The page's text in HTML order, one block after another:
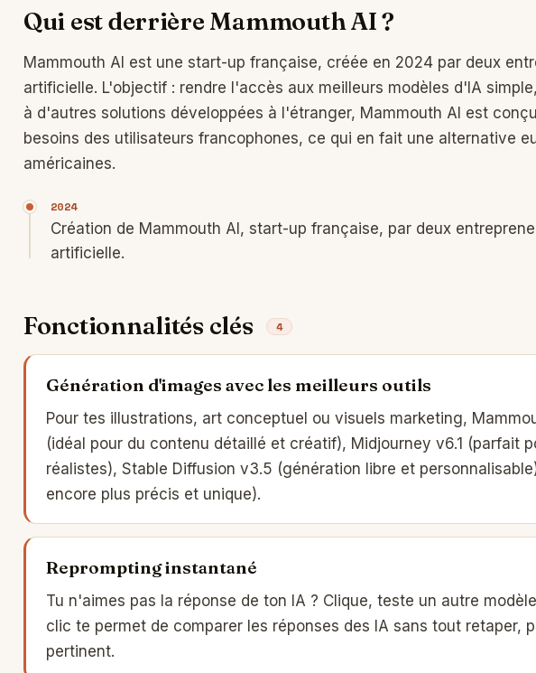
Qui est derrière Mammouth AI ?
Mammouth AI est une start-up française, créée en 2024 par deux
artificielle. L'objectif : rendre l'accès aux meilleurs modèles d'IA
à d'autres solutions développées à l'étranger, Mammouth AI est
besoins des utilisateurs francophones, ce qui en fait une alternative
américaines.
2024
Création de Mammouth AI, start-up française, par deux
artificielle.
Fonctionnalités clés 4
Génération d'images avec les meilleurs outils
Pour tes illustrations, art conceptuel ou visuels marketing,
(idéal pour du contenu détaillé et créatif), Midjourney v6.1 (parfait
réalistes), Stable Diffusion v3.5 (génération libre et
encore plus précis et unique).
Reprompting instantané
Tu n'aimes pas la réponse de ton IA ? Clique, teste un autre
clic te permet de comparer les réponses des IA sans tout retaper,
pertinent.